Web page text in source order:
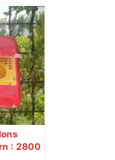
et c'est
ce
: 2800